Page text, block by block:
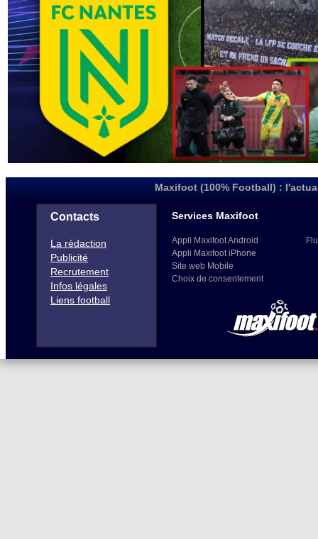
Maxifoot (100% Football) :
Contacts
La rédaction
Publicité
Recrutement
Infos légales
Liens football
Services Maxifoot
Appli Maxifoot Android
Appli Maxifoot iPhone
Site web Mobile
Choix de consentement